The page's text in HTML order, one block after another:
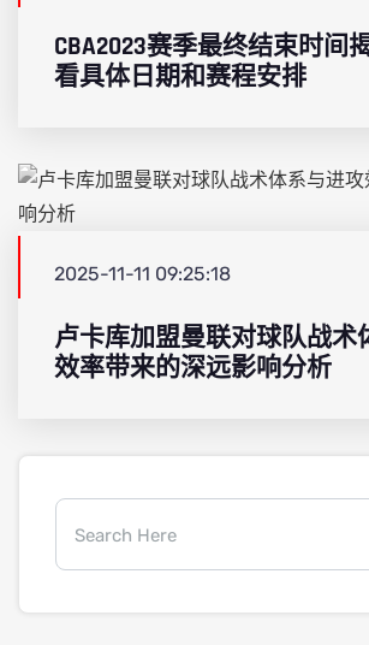
CBA2023赛季最终结束时间
看具体日期和赛程安排
2025-11-11 09:25:18
卢卡库加盟曼联对球队战术
效率带来的深远影响分析